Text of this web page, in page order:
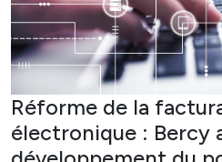
Réforme de la
électronique : Bercy